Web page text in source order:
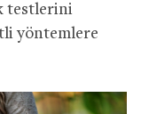
testlerini
yöntemlere